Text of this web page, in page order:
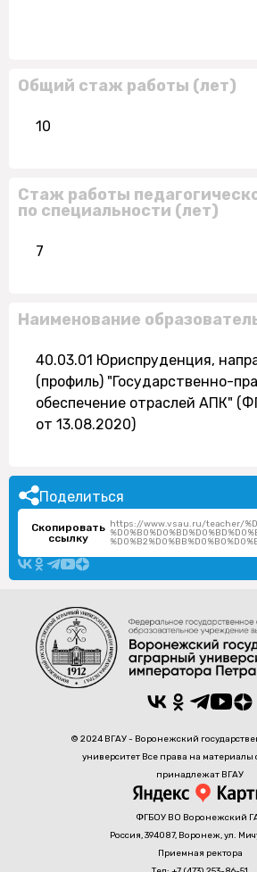
Общий стаж работы (лет)
10
Стаж работы
по специальности (лет)
7
Наименование
40.03.01 Юриспруденция,
(профиль) "Государственно-
обеспечение отраслей АПК"
от 13.08.2020)
Поделиться
Скопировать
ссылку
https://www.vsau.ru/teacher/
© 2024 ВГАУ - Воронежский
университет Все права на материалы
принадлежат ВГАУ
ФГБОУ ВО Воронежский
Россия, 394087, Воронеж, ул.
Приемная ректора